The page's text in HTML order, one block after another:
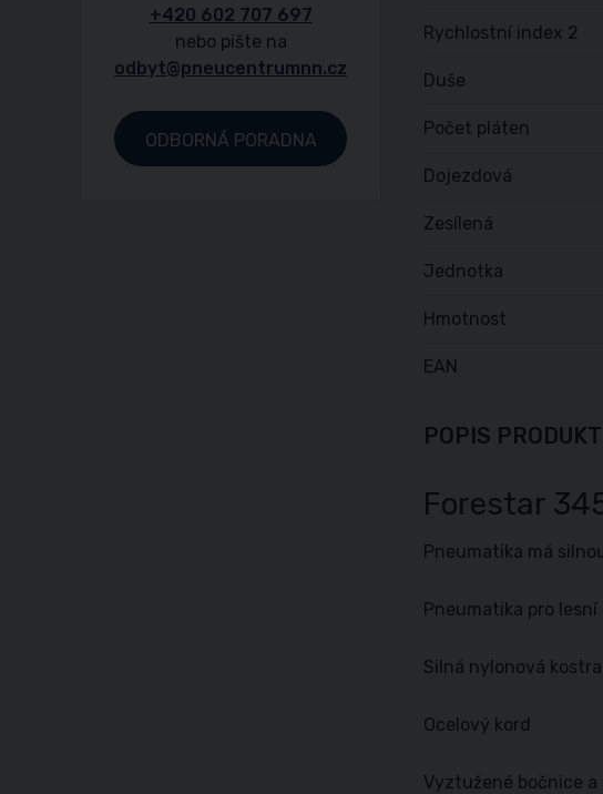
Rychlostní index 2
Duše
Počet pláten
Dojezdová
Zesílená
Jednotka
Hmotnost
EAN
POPIS
Forestar
Pneumatika má
Pneumatika pro
Silná nylonová
Ocelový kord
Vyztužené bočnice
+420 602 707 697
nebo pište na
odbyt@pneucentrumnn.cz
ODBORNÁ PORADNA